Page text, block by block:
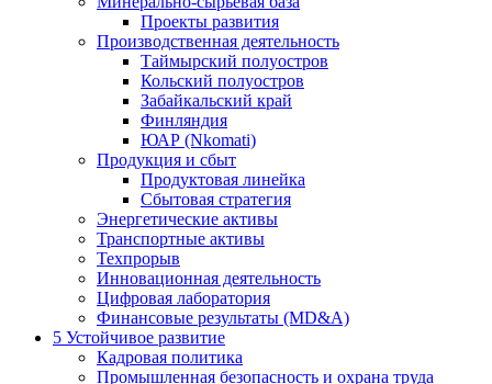
Проекты развития
Производственная деятельность
Таймырский полуостров
Кольский полуостров
Забайкальский край
Финляндия
ЮАР (Nkomati)
Продукция и сбыт
Продуктовая линейка
Сбытовая стратегия
Энергетические активы
Транспортные активы
Техпрорыв
Инновационная деятельность
Цифровая лаборатория
Финансовые результаты (MD&A)
5 Устойчивое развитие
Кадровая политика
Промышленная безопасность и охрана труда